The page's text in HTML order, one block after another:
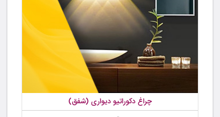
چراغ دکوراتیو دیواری (شفق)